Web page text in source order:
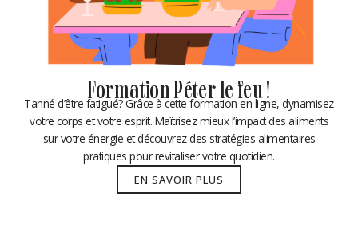
Formation Péter le feu !
Tanné d’être fatigué? Grâce à cette formation en ligne, dynamisez
votre corps et votre esprit. Maîtrisez mieux l’impact des aliments
sur votre énergie et découvrez des stratégies alimentaires
pratiques pour revitaliser votre quotidien.
EN SAVOIR PLUS